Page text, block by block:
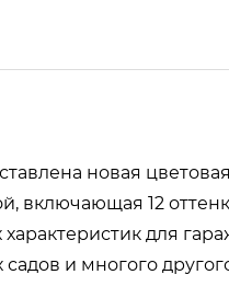
​​новая
включающая 12
характеристик для
и многого